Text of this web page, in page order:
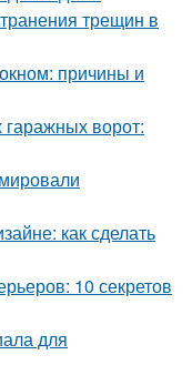
трещин в
причины и
гаражных ворот:
как сделать
10 секретов
для